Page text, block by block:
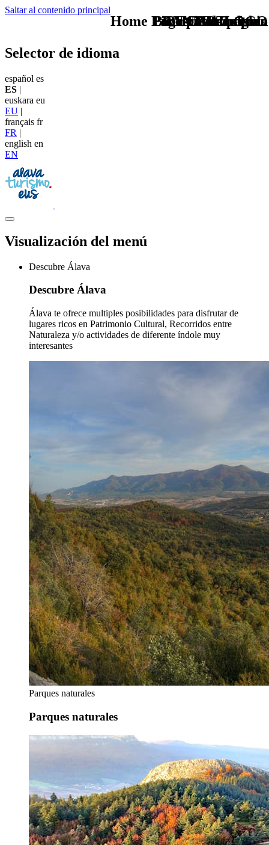
Saltar al contenido principal
TU - LOGO
Selector de idioma
español es
ES |
euskara eu
EU |
français fr
FR |
english en
EN
Visualización del menú
Descubre Álava
Descubre Álava
Álava te ofrece multiples posibilidades para disfrutar de
lugares ricos en Patrimonio Cultural, Recorridos entre
Naturaleza y/o actividades de diferente índole muy
interesantes
Parques naturales
Parques naturales
CAB Cultura
Buscas otro plan
BAN Gastronomia
BAN PAtrimonio
Home Logo pie de página
Pie Home Turismo